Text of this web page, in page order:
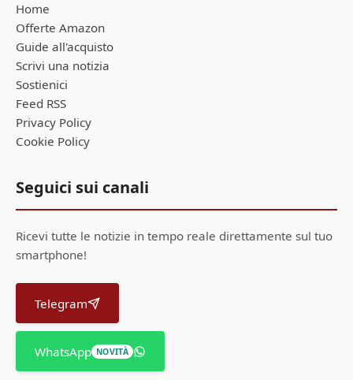
Home
Offerte Amazon
Guide all'acquisto
Scrivi una notizia
Sostienici
Feed RSS
Privacy Policy
Cookie Policy
Seguici sui canali
Ricevi tutte le notizie in tempo reale direttamente sul tuo
smartphone!
Telegram
WhatsApp NOVITÀ